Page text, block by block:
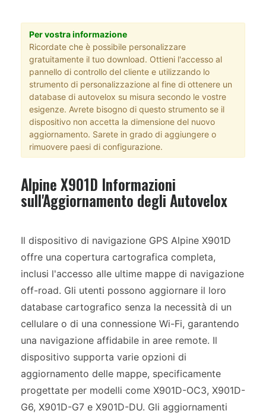
Per vostra informazione
Ricordate che è possibile personalizzare
gratuitamente il tuo download. Ottieni l'accesso al
pannello di controllo del cliente e utilizzando lo
strumento di personalizzazione al fine di ottenere un
database di autovelox su misura secondo le vostre
esigenze. Avrete bisogno di questo strumento se il
dispositivo non accetta la dimensione del nuovo
aggiornamento. Sarete in grado di aggiungere o
rimuovere paesi di configurazione.
Alpine X901D Informazioni
sull'Aggiornamento degli Autovelox
Il dispositivo di navigazione GPS Alpine X901D
offre una copertura cartografica completa,
inclusi l'accesso alle ultime mappe di navigazione
off-road. Gli utenti possono aggiornare il loro
database cartografico senza la necessità di un
cellulare o di una connessione Wi-Fi, garantendo
una navigazione affidabile in aree remote. Il
dispositivo supporta varie opzioni di
aggiornamento delle mappe, specificamente
progettate per modelli come X901D-OC3, X901D-
G6, X901D-G7 e X901D-DU. Gli aggiornamenti